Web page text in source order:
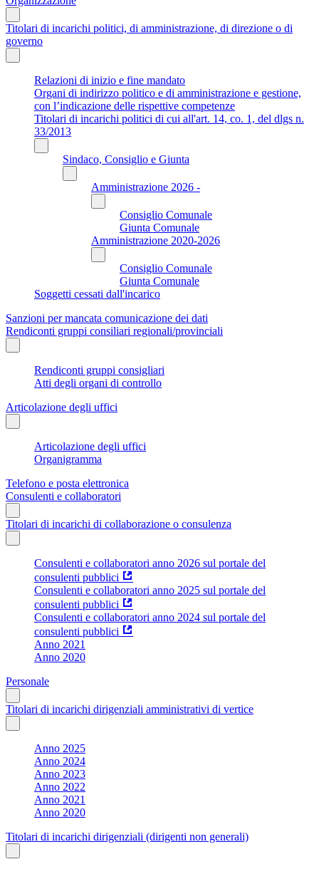
Titolari di incarichi politici, di amministrazione, di direzione o di
governo
Relazioni di inizio e fine mandato
Organi di indirizzo politico e di amministrazione e gestione,
con l’indicazione delle rispettive competenze
Titolari di incarichi politici di cui all'art. 14, co. 1, del dlgs n.
33/2013
Sindaco, Consiglio e Giunta
Amministrazione 2026 -
Consiglio Comunale
Giunta Comunale
Amministrazione 2020-2026
Consiglio Comunale
Giunta Comunale
Soggetti cessati dall'incarico
Sanzioni per mancata comunicazione dei dati
Rendiconti gruppi consiliari regionali/provinciali
Rendiconti gruppi consigliari
Atti degli organi di controllo
Articolazione degli uffici
Articolazione degli uffici
Organigramma
Telefono e posta elettronica
Consulenti e collaboratori
Titolari di incarichi di collaborazione o consulenza
Consulenti e collaboratori anno 2026 sul portale del
consulenti pubblici
Consulenti e collaboratori anno 2025 sul portale del
consulenti pubblici
Consulenti e collaboratori anno 2024 sul portale del
consulenti pubblici
Anno 2021
Anno 2020
Personale
Titolari di incarichi dirigenziali amministrativi di vertice
Anno 2025
Anno 2024
Anno 2023
Anno 2022
Anno 2021
Anno 2020
Titolari di incarichi dirigenziali (dirigenti non generali)